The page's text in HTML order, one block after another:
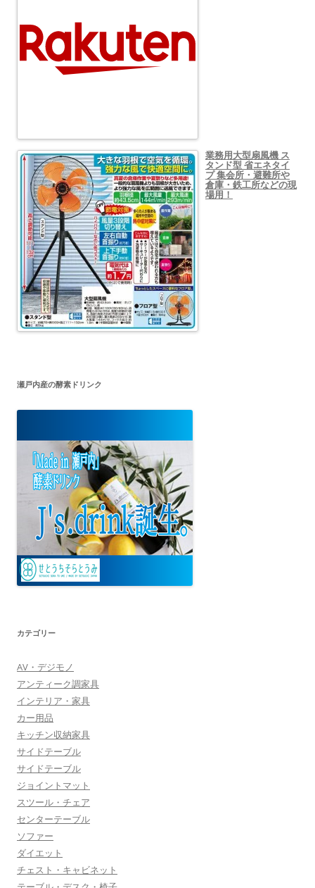
業務用大型扇風機 ス
タンド型 省エネタイ
プ 集会所・避難所や
倉庫・鉄工所などの現
場用！
瀬戸内産の酵素ドリンク
カテゴリー
AV・デジモノ
アンティーク調家具
インテリア・家具
カー用品
キッチン収納家具
サイドテーブル
サイドテーブル
ジョイントマット
スツール・チェア
センターテーブル
ソファー
ダイエット
チェスト・キャビネット